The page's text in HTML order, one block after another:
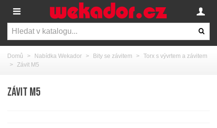
Domů > Nabídka Wekador > Bity se závitem > Torx s vývrtem a závitem
> Závit M5
ZÁVIT M5